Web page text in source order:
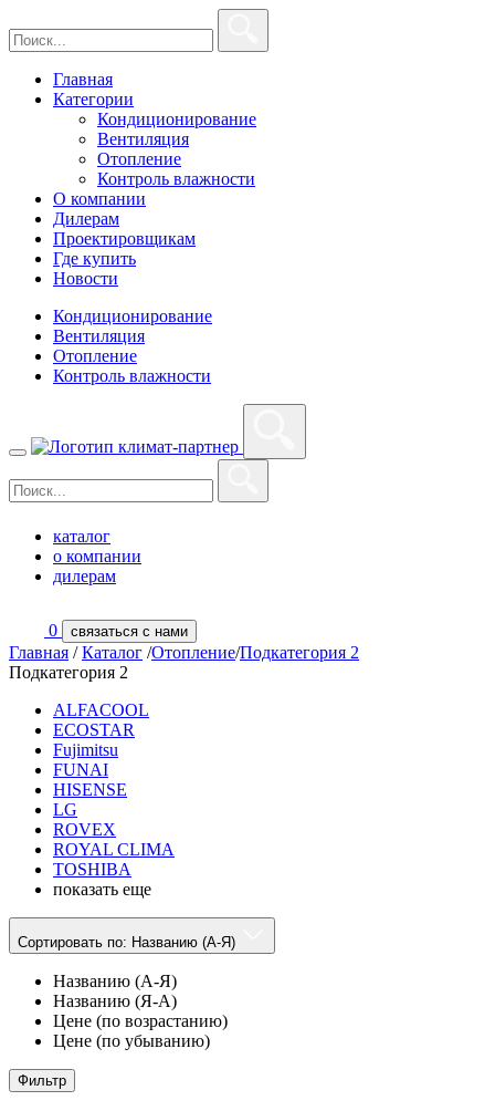
Главная
Категории
Кондиционирование
Вентиляция
Отопление
Контроль влажности
О компании
Дилерам
Проектировщикам
Где купить
Новости
Кондиционирование
Вентиляция
Отопление
Контроль влажности
каталог
о компании
дилерам
0 связаться с нами
Главная / Каталог /Отопление/Подкатегория 2
Подкатегория 2
ALFACOOL
ECOSTAR
Fujimitsu
FUNAI
HISENSE
LG
ROVEX
ROYAL CLIMA
TOSHIBA
показать еще
Сортировать по: Названию (А-Я)
Названию (А-Я)
Названию (Я-А)
Цене (по возрастанию)
Цене (по убыванию)
Фильтр